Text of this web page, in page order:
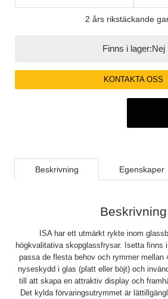
2 års rikstäckande
Finns i lager:Nej
KONTAKTA OSS
Beskrivning Egenskaper
Beskrivning
ISA har ett utmärkt rykte inom
högkvalitativa skopglassfrysar. Isetta finns
passa de flesta behov och rymmer mellan
nyseskydd i glas (platt eller böjt) och
till att skapa en attraktiv display och
Det kylda förvaringsutrymmet är